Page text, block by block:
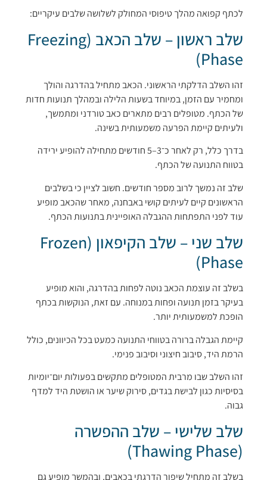
לכתף קפואה מהלך טיפוסי המחולק לשלושה שלבים עיקריים:
שלב ראשון – שלב הכאב (Freezing
Phase)
זהו השלב הדלקתי הראשוני. הכאב מתחיל בהדרגה והולך
ומחמיר עם הזמן, במיוחד בשעות הלילה ובמהלך תנועות חדות
של הכתף. מטופלים רבים מתארים כאב טורדני ומתמשך,
ולעיתים קיימת הפרעה משמעותית בשינה.
בדרך כלל, רק לאחר כ־3–5 חודשים מתחילה להופיע ירידה
בטווח התנועה של הכתף.
שלב זה נמשך לרוב מספר חודשים. חשוב לציין כי בשלבים
הראשונים קיים לעיתים קושי באבחנה, מאחר שהכאב מופיע
עוד לפני התפתחות ההגבלה האופיינית בתנועות הכתף.
שלב שני – שלב הקיפאון (Frozen
Phase)
בשלב זה עוצמת הכאב נוטה לפחות בהדרגה, והוא מופיע
בעיקר בזמן תנועה ופחות במנוחה. עם זאת, הנוקשות בכתף
הופכת למשמעותית יותר.
קיימת הגבלה ברורה בטווחי התנועה כמעט בכל הכיוונים, כולל
הרמת היד, סיבוב חיצוני וסיבוב פנימי.
זהו השלב שבו מרבית המטופלים מתקשים בפעולות יום־יומיות
בסיסיות כגון לבישת בגדים, סירוק שיער או הושטת היד למדף
גבוה.
שלב שלישי – שלב ההפשרה
(Thawing Phase)
בשלב זה מתחיל שיפור הדרגתי בכאבים, ובהמשך מופיע גם